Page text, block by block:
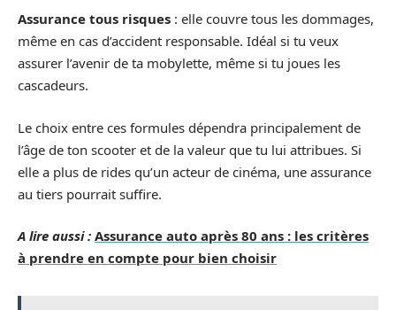
Assurance tous risques : elle couvre tous les dommages,
même en cas d’accident responsable. Idéal si tu veux
assurer l’avenir de ta mobylette, même si tu joues les
cascadeurs.
Le choix entre ces formules dépendra principalement de
l’âge de ton scooter et de la valeur que tu lui attribues. Si
elle a plus de rides qu’un acteur de cinéma, une assurance
au tiers pourrait suffire.
A lire aussi : Assurance auto après 80 ans : les critères
à prendre en compte pour bien choisir